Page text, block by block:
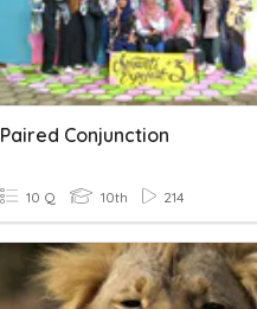
Paired Conjunction
10 Q 10th 214